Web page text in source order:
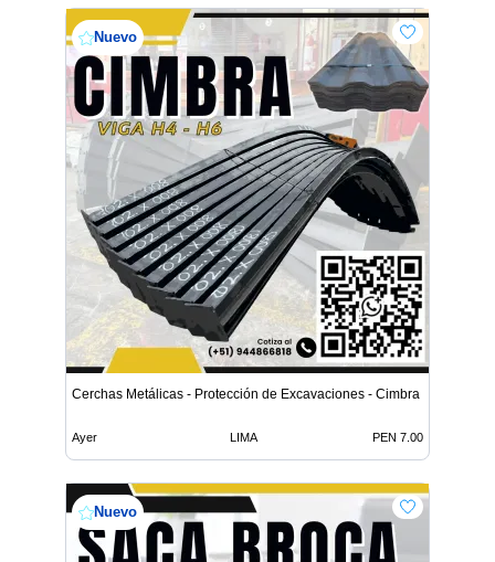
Nuevo
Cerchas Metálicas - Protección de Excavaciones - Cimbra
Ayer LIMA PEN 7.00
Nuevo